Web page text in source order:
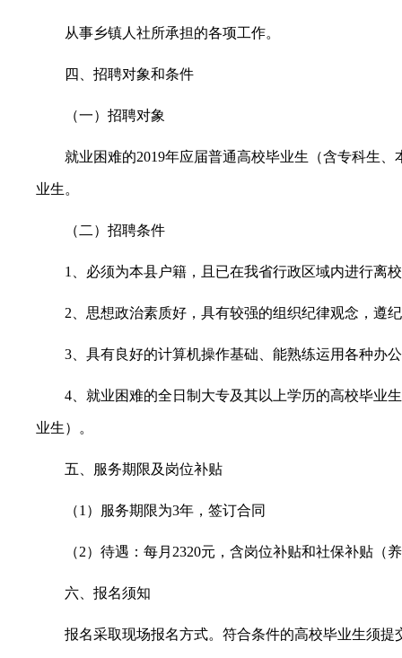
从事乡镇人社所承担的各项工作。
四、招聘对象和条件
（一）招聘对象
就业困难的2019年应届普通高校毕业生（含专科生
业生。
（二）招聘条件
1、必须为本县户籍，且已在我省行政区域内进行离
2、思想政治素质好，具有较强的组织纪律观念，遵
3、具有良好的计算机操作基础、能熟练运用各种办
4、就业困难的全日制大专及其以上学历的高校毕业
业生）。
五、服务期限及岗位补贴
（1）服务期限为3年，签订合同
（2）待遇：每月2320元，含岗位补贴和社保补贴（
六、报名须知
报名采取现场报名方式。符合条件的高校毕业生须